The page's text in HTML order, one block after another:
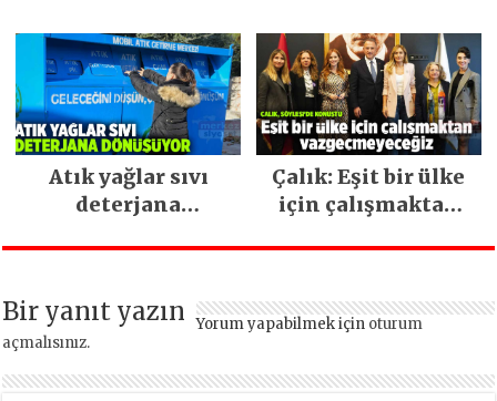
ara vermeden
devam ediyor
Atık yağlar sıvı
deterjana
Çalık: Eşit bir ülke
için çalışmaktan
Bir yanıt yazın Yorum yapabilmek için oturum
açmalısınız.